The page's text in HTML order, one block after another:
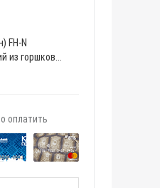
FH-N
из горшков...
оплатить